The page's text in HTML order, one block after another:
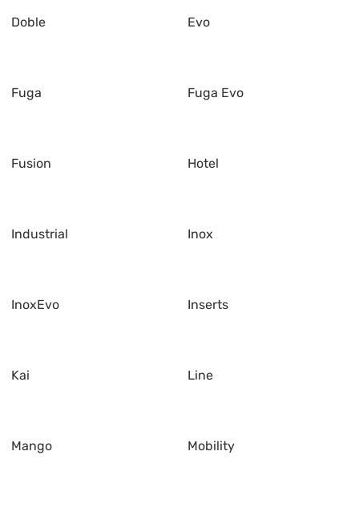
Doble Evo
Fuga Fuga Evo
Fusion Hotel
Industrial Inox
InoxEvo Inserts
Kai Line
Mango Mobility